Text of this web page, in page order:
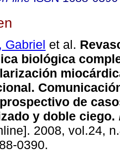
Gabriel et al.
biológica
de
y doble ciego.
2008, vol.24,
0390.